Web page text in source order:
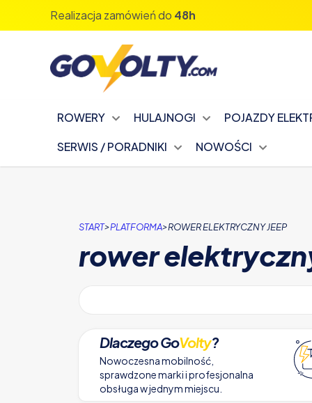
Zapisz się na nasz newsletter!
ROWERY HULAJNOGI POJAZDY
SERWIS / PORADNIKI
NOWOŚCI
START>PLATFORMA>ROWER ELEKTRYCZNY JEEP
rower
Dlaczego GoVolty?
Nowoczesna mobilność,
sprawdzone marki i profesjonalna
obsługa w jednym miejscu.